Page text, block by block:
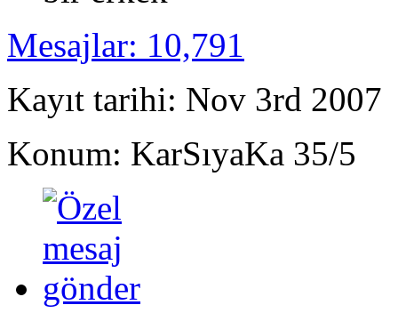
Mesajlar: 10,791
Kayıt tarihi: Nov 3rd 2007
Konum: KarSıyaKa 35/5